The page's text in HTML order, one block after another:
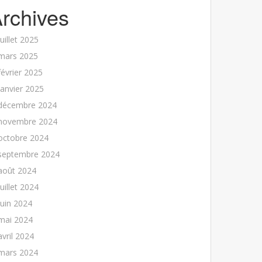
2025
2025
2025
2025
2024
2024
2024
2024
2024
2024
2024
2024
2024
2024